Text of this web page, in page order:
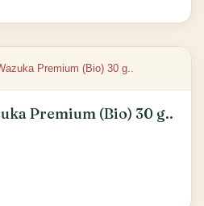
Premium (Bio) 30 g..